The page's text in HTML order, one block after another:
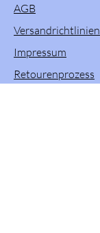
AGB
Versandrichtlinien
Impressum
Retourenprozess